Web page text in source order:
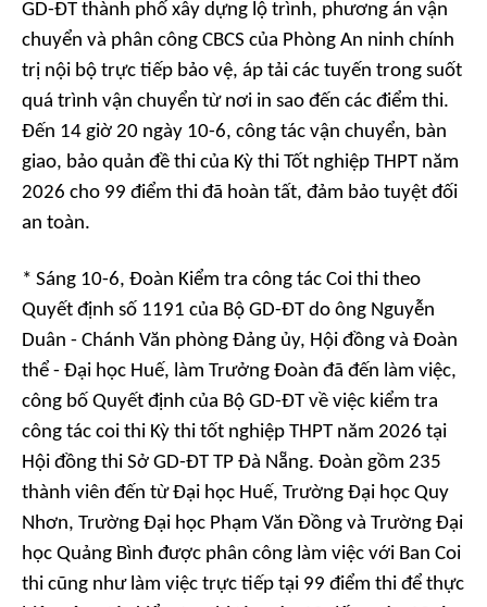
GD-ĐT thành phố xây dựng lộ trình, phương án vận
chuyển và phân công CBCS của Phòng An ninh chính
trị nội bộ trực tiếp bảo vệ, áp tải các tuyến trong suốt
quá trình vận chuyển từ nơi in sao đến các điểm thi.
Đến 14 giờ 20 ngày 10-6, công tác vận chuyển, bàn
giao, bảo quản đề thi của Kỳ thi Tốt nghiệp THPT năm
2026 cho 99 điểm thi đã hoàn tất, đảm bảo tuyệt đối
an toàn.
* Sáng 10-6, Đoàn Kiểm tra công tác Coi thi theo
Quyết định số 1191 của Bộ GD-ĐT do ông Nguyễn
Duân - Chánh Văn phòng Đảng ủy, Hội đồng và Đoàn
thể - Đại học Huế, làm Trưởng Đoàn đã đến làm việc,
công bố Quyết định của Bộ GD-ĐT về việc kiểm tra
công tác coi thi Kỳ thi tốt nghiệp THPT năm 2026 tại
Hội đồng thi Sở GD-ĐT TP Đà Nẵng. Đoàn gồm 235
thành viên đến từ Đại học Huế, Trường Đại học Quy
Nhơn, Trường Đại học Phạm Văn Đồng và Trường Đại
học Quảng Bình được phân công làm việc với Ban Coi
thi cũng như làm việc trực tiếp tại 99 điểm thi để thực